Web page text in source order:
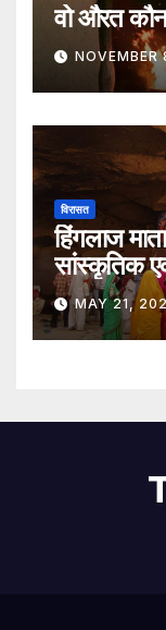
वो औरत
विरासत
हिंगलाज
सांस्कृतिक
MAY 21,